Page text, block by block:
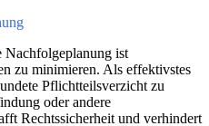
Nachfolgeplanung ist
zu minimieren. Als effektivstes
Pflichtteilsverzicht zu
oder andere
Rechtssicherheit und verhindert